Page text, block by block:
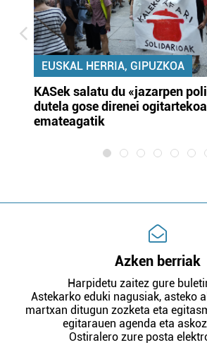
EUSKAL HERRIA, GIPUZKOA
KASek salatu du «jazarpen
dutela gose direnei
emateagatik
Azken berriak
Harpidetu zaitez gure
Astekarko eduki nagusiak, asteko
martxan ditugun zozketa eta
egitarauen agenda eta
Ostiralero zure posta